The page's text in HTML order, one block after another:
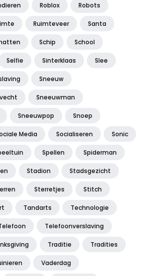
Roblox Robots
Ruimteveer Santa
Schip School
Selfie Sinterklaas Slee
Sneeuw
Sneeuwman
Sneeuwpop Snoep
Media Socialiseren Sonic
Spellen Spiderman
Stadion Stadsgezicht
Sterretjes Stitch
Tandarts Technologie
Telefoonverslaving
Traditie Tradities
Vaderdag